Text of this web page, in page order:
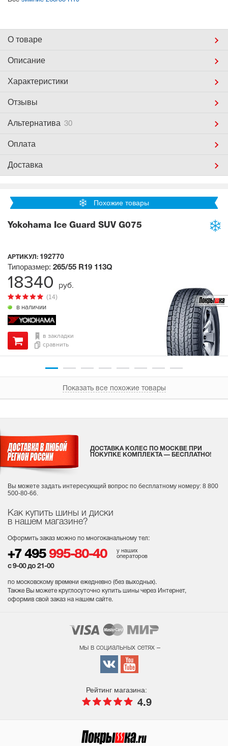
О товаре
Описание
Характеристики
Отзывы
Альтернатива 30
Оплата
Доставка
Похожие товары
Yokohama Ice Guard SUV G075
АРТИКУЛ: 192770
в наличии
(14)
Типоразмер: 265/55 R19 113Q
в закладки
сравнить
18340 руб.
Показать все похожие товары
Как купить шины и диски
в нашем магазине?
Оформить заказ можно по многоканальному тел:
+7 495 995-80-40
у наших
операторов
с 9-00 до 21-00
по московскому времени ежедневно (без выходных).
Также Вы можете круглосуточно купить шины через Интернет,
оформив свой заказ на нашем сайте.
ДОСТАВКА КОЛЕС ПО МОСКВЕ ПРИ
ПОКУПКЕ КОМПЛЕКТА — БЕСПЛАТНО!
Вы можете задать интересующий вопрос по бесплатному номеру: 8 800
500-80-66.
мы в социальных сетях –
Рейтинг магазина:
4.9